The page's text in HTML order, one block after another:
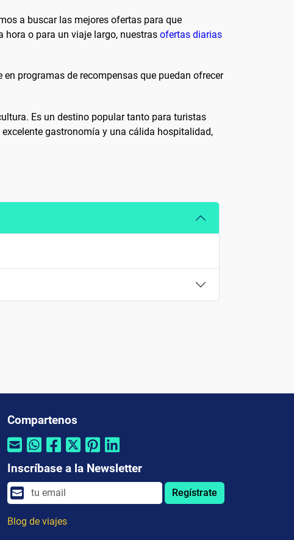
a buscar las mejores ofertas para que
hora o para un viaje largo, nuestras ofertas diarias
programas de recompensas que puedan ofrecer
Es un destino popular tanto para turistas
gastronomía y una cálida hospitalidad,
Compartenos
Inscríbase a la Newsletter
Regístrate
Blog de viajes